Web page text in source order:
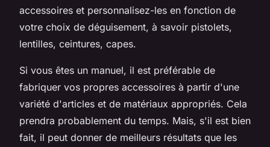
accessoires et personnalisez-les en fonction de
votre choix de déguisement, à savoir pistolets,
lentilles, ceintures, capes.
Si vous êtes un manuel, il est préférable de
fabriquer vos propres accessoires à partir d'une
variété d'articles et de matériaux appropriés. Cela
prendra probablement du temps. Mais, s'il est bien
fait, il peut donner de meilleurs résultats que les